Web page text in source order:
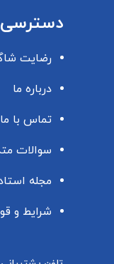
رضایت
درباره ما
تماس با ما
سوالات
مجله
شرایط و